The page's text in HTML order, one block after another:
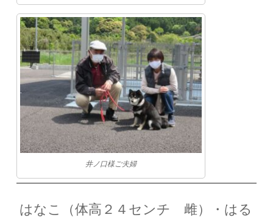
井ノ口様ご夫婦
はなこ（体高２４センチ 雌）・はる